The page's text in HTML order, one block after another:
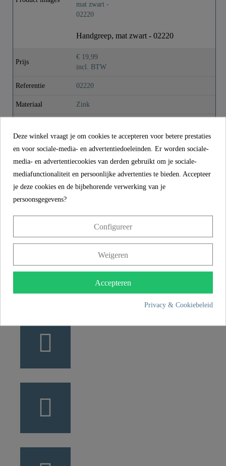
Kleur
0,0 Kg
Handgreep, mat zwart - 02220
Prijs
€ 19,99
incl. BTW
Referentie 02220
Materiaal Zink
CONTACT
Franz Joseph Schütte GmbH
Hullerweg 1
+49 5407 8707 777
Deze winkel vraagt je om cookies te accepteren voor betere prestaties
en voor sociale-media- en advertentiedoeleinden. Er worden sociale-
media- en advertentiecookies van derden gebruikt om je sociale-
mediafunctionaliteit en persoonlijke advertenties te bieden. Accepteer
je deze cookies en de bijbehorende verwerking van je
persoonsgegevens?
Configureer
Weigeren
Accepteren
Privacy & Cookiebeleid